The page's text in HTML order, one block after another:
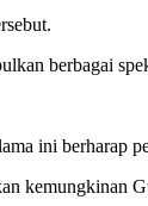
berbagai
ini berharap
kemungkinan